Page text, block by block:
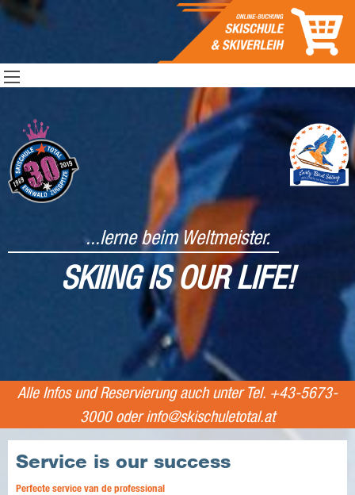
...lerne beim Weltmeister.
SKIING IS OUR LIFE!
Alle Infos und Reservierung auch unter Tel. +43-5673-
3000oderinfo@skischuletotal.at
Service is our success
Perfecte service van de professional